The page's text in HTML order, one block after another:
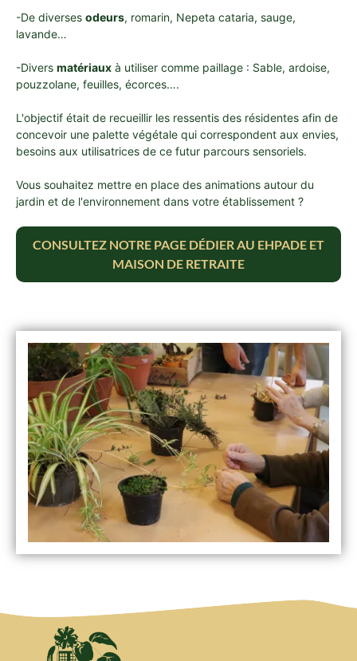
-De diverses odeurs, romarin, Nepeta cataria, sauge,
lavande…
-Divers matériaux à utiliser comme paillage : Sable, ardoise,
pouzzolane, feuilles, écorces….
L'objectif était de recueillir les ressentis des résidentes afin de
concevoir une palette végétale qui correspondent aux envies,
besoins aux utilisatrices de ce futur parcours sensoriels.
Vous souhaitez mettre en place des animations autour du
jardin et de l'environnement dans votre établissement ?
CONSULTEZ NOTRE PAGE DÉDIER AU EHPADE ET
MAISON DE RETRAITE